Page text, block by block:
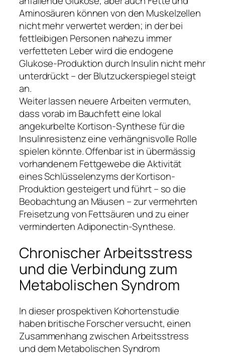
Aminosäuren können von den Muskelzellen
nicht mehr verwertet werden; in der bei
fettleibigen Personen nahezu immer
verfetteten Leber wird die endogene
Glukose-Produktion durch Insulin nicht mehr
unterdrückt – der Blutzuckerspiegel steigt
an.
Weiter lassen neuere Arbeiten vermuten,
dass vorab im Bauchfett eine lokal
angekurbelte Kortison-Synthese für die
Insulinresistenz eine verhängnisvolle Rolle
spielen könnte. Offenbar ist in übermässig
vorhandenem Fettgewebe die Aktivität
eines Schlüsselenzyms der Kortison-
Produktion gesteigert und führt – so die
Beobachtung an Mäusen – zur vermehrten
Freisetzung von Fettsäuren und zu einer
verminderten Adiponectin-Synthese.
Chronischer Arbeitsstress
und die Verbindung zum
Metabolischen Syndrom
In dieser prospektiven Kohortenstudie
haben britische Forscher versucht, einen
Zusammenhang zwischen Arbeitsstress
und dem Metabolischen Syndrom